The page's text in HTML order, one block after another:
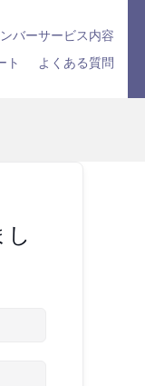
ンバーサービス内容
ト よくある質問